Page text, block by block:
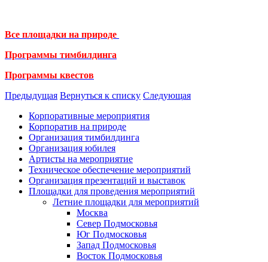
Все площадки на природе
Программы тимбилдинга
Программы квестов
Предыдущая Вернуться к списку Следующая
Корпоративные мероприятия
Корпоратив на природе
Организация тимбилдинга
Организация юбилея
Артисты на мероприятие
Техническое обеспечение мероприятий
Организация презентаций и выставок
Площадки для проведения мероприятий
Летние площадки для мероприятий
Москва
Север Подмосковья
Юг Подмосковья
Запад Подмосковья
Восток Подмосковья